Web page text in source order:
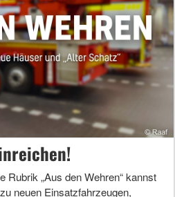
Rubrik „Aus den Wehren“ kannst
neuen Einsatzfahrzeugen,